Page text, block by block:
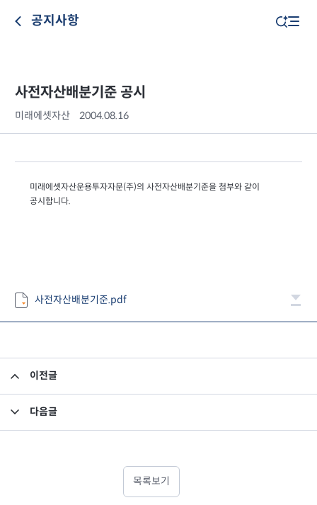
공지사항
사전자산배분기준 공시
미래에셋자산 2004.08.16
미래에셋자산운용투자자문(주)의 사전자산배분기준을 첨부와 같이
공시합니다.
사전자산배분기준.pdf
이전글
다음글
목록보기